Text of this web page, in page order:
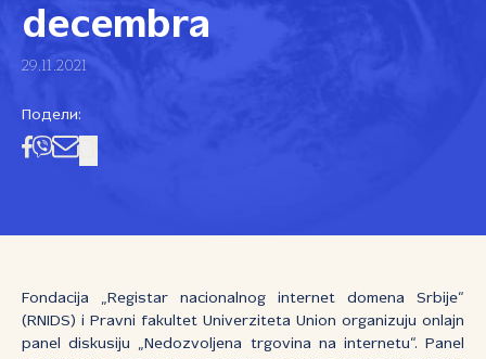
decembra
29.11.2021
Подели:
Fondacija „Registar nacionalnog internet domena Srbije“
(RNIDS) i Pravni fakultet Univerziteta Union organizuju onlajn
panel diskusiju „Nedozvoljena trgovina na internetu“. Panel